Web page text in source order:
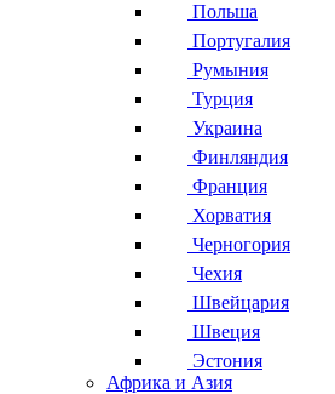
Польша
Португалия
Румыния
Турция
Украина
Финляндия
Франция
Хорватия
Черногория
Чехия
Швейцария
Швеция
Эстония
Африка и Азия